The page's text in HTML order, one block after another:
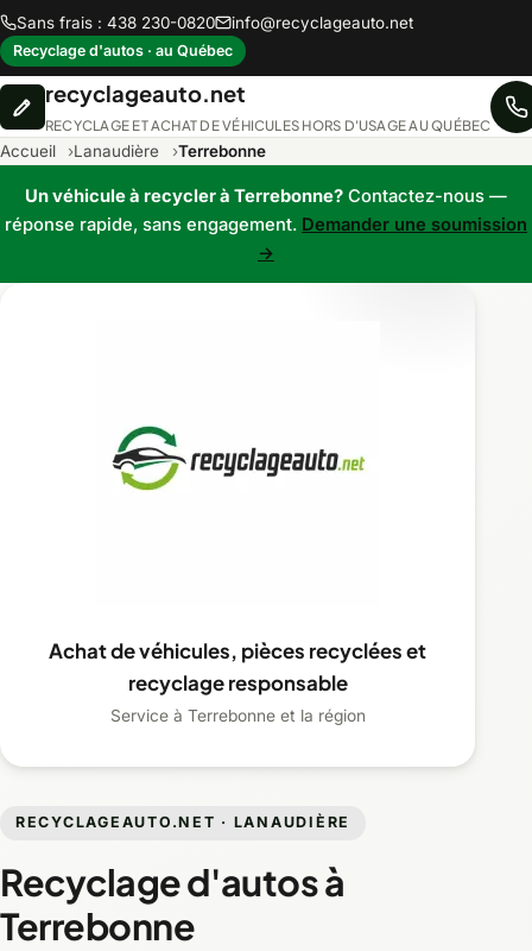
Sans frais : 438 230-0820 info@recyclageauto.net
Recyclage d'autos · au Québec
recyclageauto.net
RECYCLAGE ET ACHAT DE VÉHICULES HORS D'USAGE AU QUÉBEC
Accueil Lanaudière Terrebonne
Un véhicule à recycler à Terrebonne? Contactez-nous —
réponse rapide, sans engagement. Demander une soumission
→
RECYCLAGEAUTO.NET · LANAUDIÈRE
Recyclage d'autos à
Terrebonne
Achat de véhicules, pièces recyclées et
recyclage responsable
Service à Terrebonne et la région